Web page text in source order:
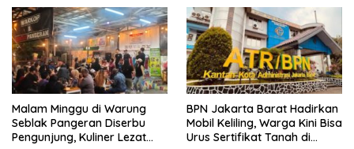
Malam Minggu di Warung
Seblak Pangeran Diserbu
Pengunjung, Kuliner Lezat
BPN Jakarta Barat Hadirkan
Mobil Keliling, Warga Kini Bisa
Urus Sertifikat Tanah di